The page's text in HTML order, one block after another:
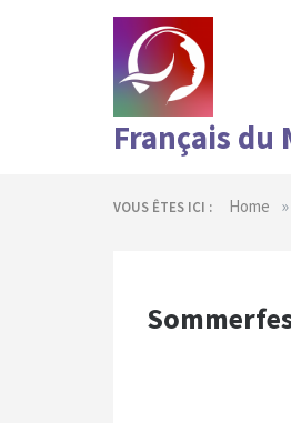
Français du
VOUS ÊTES ICI : Home »